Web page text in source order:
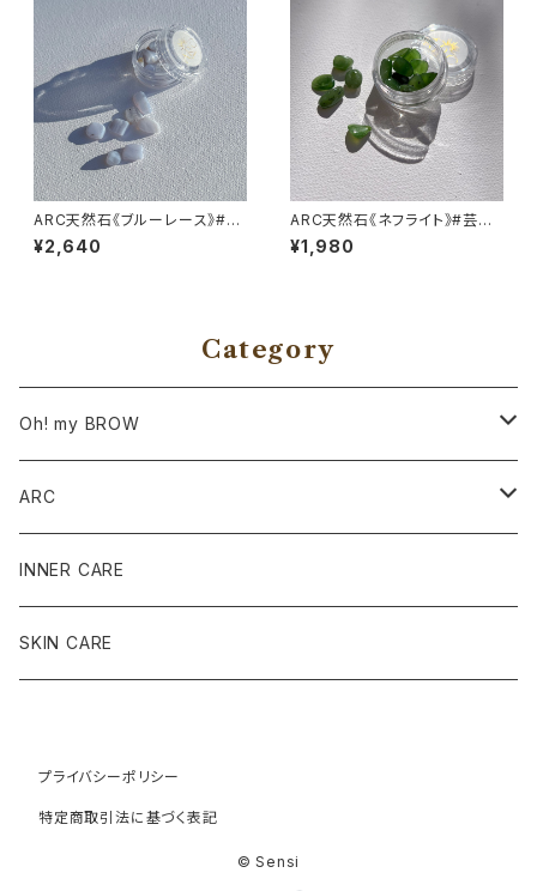
ARC天然石《ブルーレース》#ス
トレスからの解放
¥2,640
ARC天然石《ネフライト》#芸術
性を高める
¥1,980
Category
Oh! my BROW
サロン導入商品
ワックス商品
ケア商品
ARC
SET
定番12種各種
お守りstone
INNER CARE
SKIN CARE
プライバシーポリシー
特定商取引法に基づく表記
© Sensi